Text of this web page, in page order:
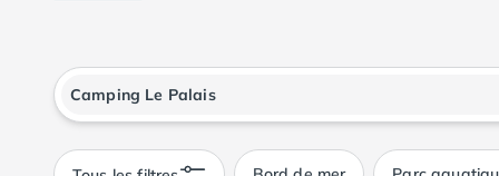
Camping Côtes d'Armor
Camping Erquy
Camping Saint-Cast-le-Guildo
Camping Finistère
Fenêtre de dialogue fermée